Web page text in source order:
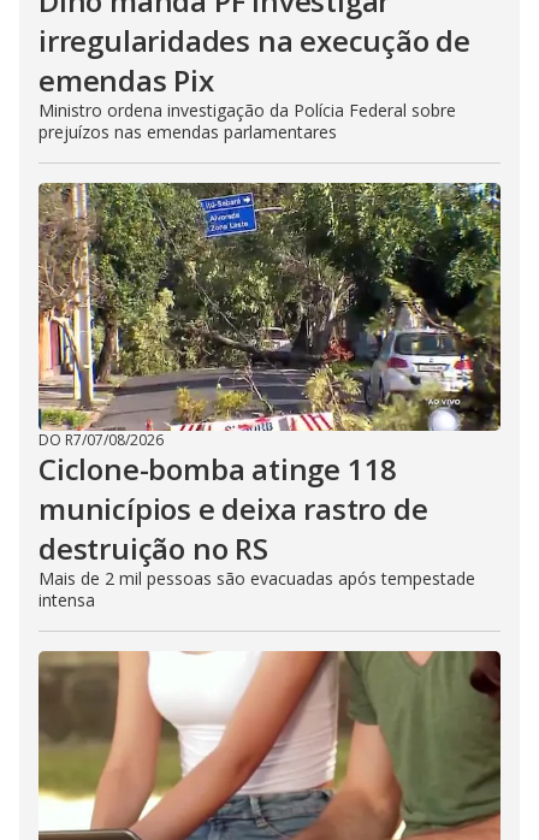
irregularidades na execução de
emendas Pix
Ministro ordena investigação da Polícia Federal sobre
prejuízos nas emendas parlamentares
DO R7/07/08/2026
Ciclone-bomba atinge 118
municípios e deixa rastro de
destruição no RS
Mais de 2 mil pessoas são evacuadas após tempestade
intensa